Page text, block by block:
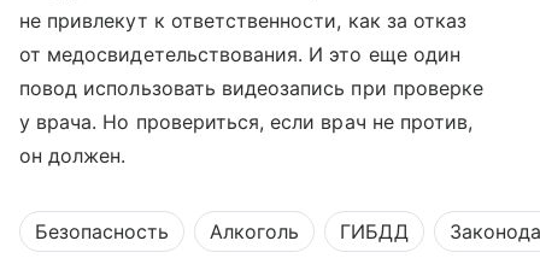
не привлекут к ответственности, как за отказ
от медосвидетельствования. И это еще один
повод использовать видеозапись при проверке
у врача. Но провериться, если врач не против,
он должен.
Безопасность Алкоголь ГИБДД